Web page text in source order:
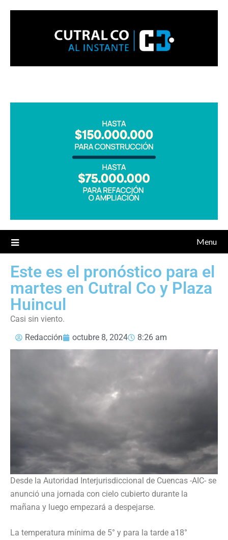
Menu
Este es el pronóstico para el
martes en Cutral Co y Plaza
Huincul
Casi sin viento.
Redacción
octubre 8, 2024 8:26 am
Desde la Autoridad Interjurisdiccional de Cuencas -AIC- se
anunció una jornada con cielo cubierto durante la
mañana y luego empezará a despejarse.
La temperatura mínima de 5° y para la tarde a18°